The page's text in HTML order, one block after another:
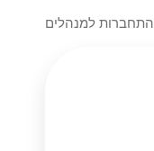
התחברות למנהלים